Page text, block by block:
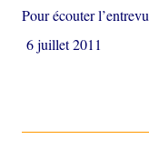
Pour écouter
6 juillet 2011